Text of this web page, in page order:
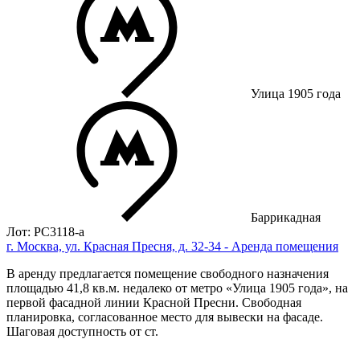
Улица 1905 года
Баррикадная
Лот: РС3118-a
г. Москва, ул. Красная Пресня, д. 32-34 - Аренда помещения
В аренду предлагается помещение свободного назначения
площадью 41,8 кв.м. недалеко от метро «Улица 1905 года», нa
пeрвой фасaдной линии Краcной Прecни. Свободная
планировка, согласованное место для вывески на фасаде.
Шаговая доступность от ст.